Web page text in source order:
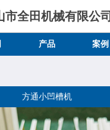
市全田机械有限公司
产品 案例
方通小凹槽机